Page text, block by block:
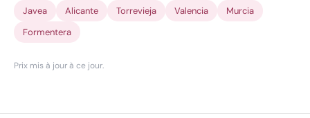
Javea Alicante Torrevieja Valencia
Murcia
Formentera
Prix mis à jour à ce jour.